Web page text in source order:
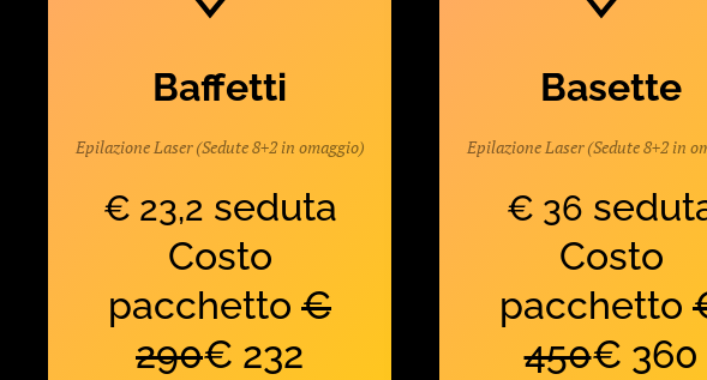
Baffetti
Epilazione Laser (Sedute 8+2 in omaggio)
€ 23,2 seduta
Costo
pacchetto €
290€ 232
Basette
Epilazione Laser (Sedute 8+2 in
€ 36
Costo
pacchetto
450€ 360